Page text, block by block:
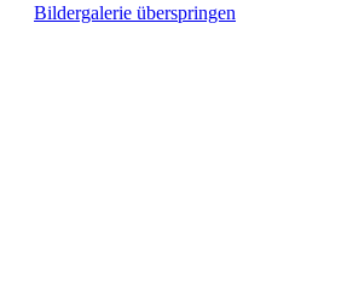
Bildergalerie überspringen